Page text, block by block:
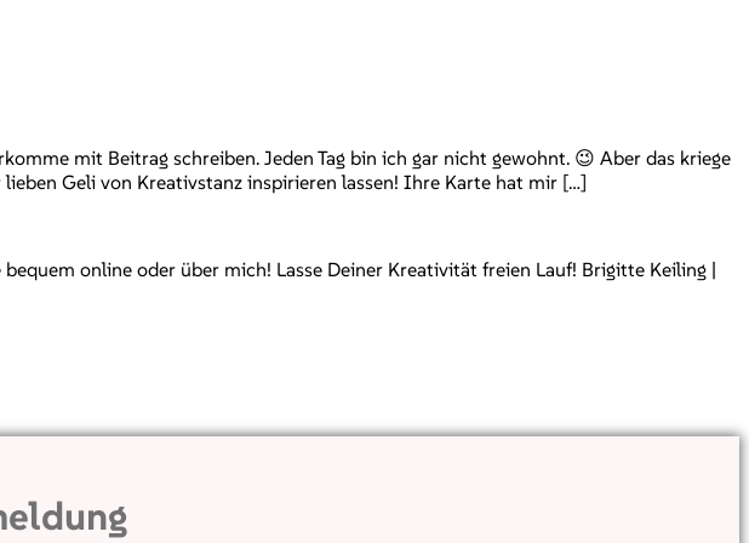
mit Beitrag schreiben. Jeden Tag bin ich gar nicht gewohnt. 😉 Aber das kriege
Geli von Kreativstanz inspirieren lassen! Ihre Karte hat mir […]
online oder über mich! Lasse Deiner Kreativität freien Lauf! Brigitte Keiling |